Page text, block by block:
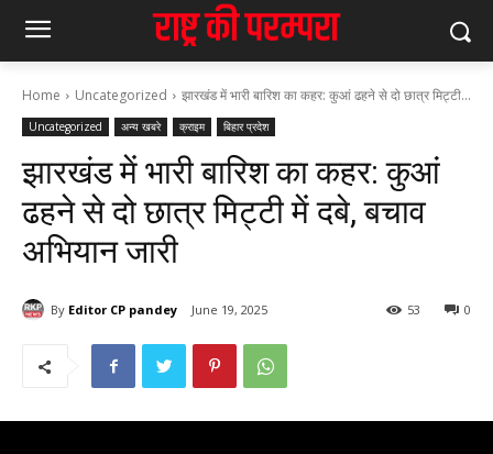
Home Uncategorized झारखंड में भारी बारिश का कहर: कुआं ढहने से दो छात्र मिट्टी...
Uncategorized अन्य खबरे क्राइम बिहार प्रदेश
झारखंड में भारी बारिश का कहर: कुआं
ढहने से दो छात्र मिट्टी में दबे, बचाव
अभियान जारी
By Editor CP pandey June 19, 2025 0
53